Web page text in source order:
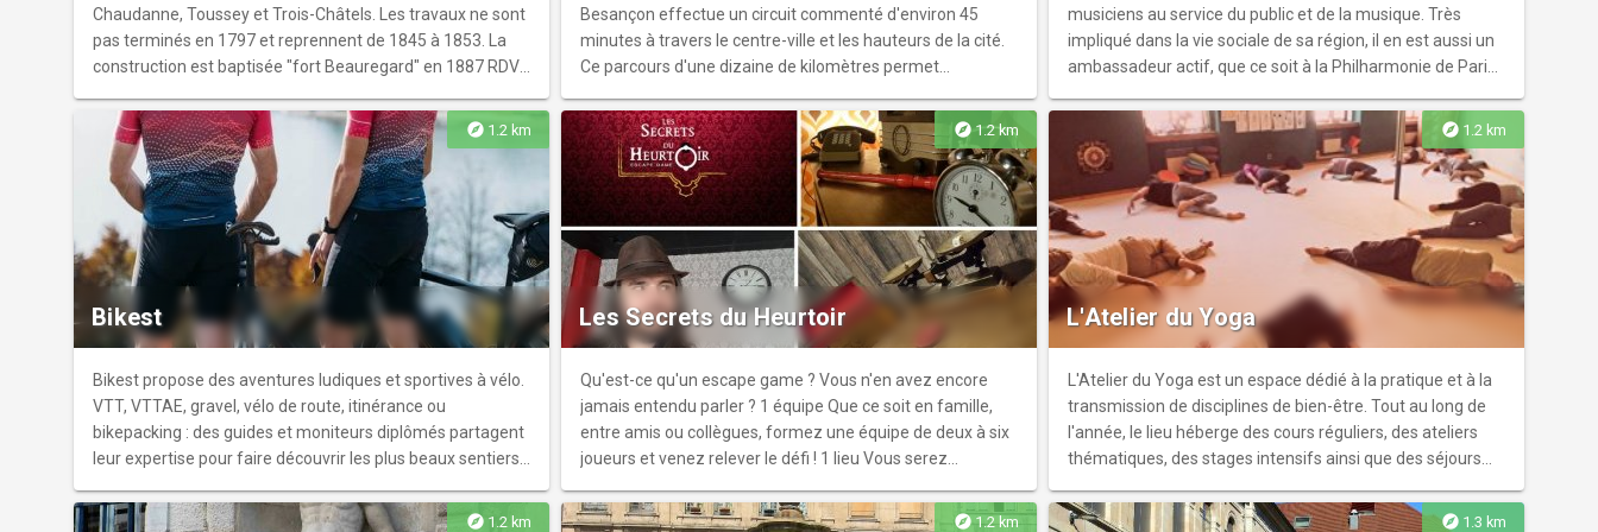
renseignements merci de nous contacter.
Chaudanne, Toussey et Trois-Châtels. Les travaux ne sont
pas terminés en 1797 et reprennent de 1845 à 1853. La
construction est baptisée "fort Beauregard" en 1887 RDV
chaussures de marche Tarif plein 7€ ; 5€ pour étudiants, -
18 ans, associations adhérentes, les personnes
handicapées et leur accompagnateur ; gratuit pour
demandeurs d’emploi et aux enfants de - de 12 ans.
Réservation et billetterie sur site internet
Besançon effectue un circuit commenté d'environ 45
minutes à travers le centre-ville et les hauteurs de la cité.
Ce parcours d'une dizaine de kilomètres permet
que le Quai Vauban, le Parc Micaud, la Synagogue et
l'Horloge Astronomique. Grâce à son toit ouvert, le bus
offre une visibilité optimale sur l'architecture bisontine et
les paysages verdoyants de la ville. Les commentaires
audio accompagnent la visite pour détailler l'histoire
locale.
musiciens au service du public et de la musique. Très
impliqué dans la vie sociale de sa région, il en est aussi un
ambassadeur actif, que ce soit à la Philharmonie de Paris
publics, en particulier les enfants et les adolescents, avec
des projets artistiques spécialement conçus pour eux et
en leur ouvrant les portes du plateau, des répétitions, en
jouant dans les bibliothèques, les préaux d’écoles, les
hangars d’usine... Il crée régulièrement des spectacles
pour le jeune public et lance en 2018 Rendez-vous conte,
la première saison participative consacrée aux contes
explore 1.2 km
Bikest
Bikest propose des aventures ludiques et sportives à vélo.
VTT, VTTAE, gravel, vélo de route, itinérance ou
bikepacking : des guides et moniteurs diplômés partagent
leur expertise pour faire découvrir les plus beaux sentiers
Quel que soit le niveau ou l’âge, chaque sortie allie passion
explore 1.2 km
Les Secrets du Heurtoir
Qu'est-ce qu'un escape game ? Vous n'en avez encore
jamais entendu parler ? 1 équipe Que ce soit en famille,
entre amis ou collègues, formez une équipe de deux à six
joueurs et venez relever le défi ! 1 lieu Vous serez
jeu...) en immersion dans une ambiance qui dépendra
explore 1.2 km
L'Atelier du Yoga
L'Atelier du Yoga est un espace dédié à la pratique et à la
transmission de disciplines de bien-être. Tout au long de
l'année, le lieu héberge des cours réguliers, des ateliers
thématiques, des stages intensifs ainsi que des séjours
les activités proposées, Christiane Cywinski dispense des
explore 1.2 km explore 1.2 km explore 1.3 km